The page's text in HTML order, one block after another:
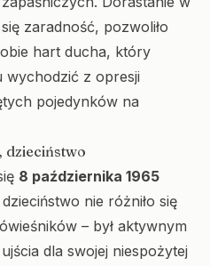
zaradność, pozwoliło
hart ducha, który
wychodzić z opresji
pojedynków na
dzieciństwo
8 października 1965
nie różniło się
– był aktywnym
dla swojej niespożytej